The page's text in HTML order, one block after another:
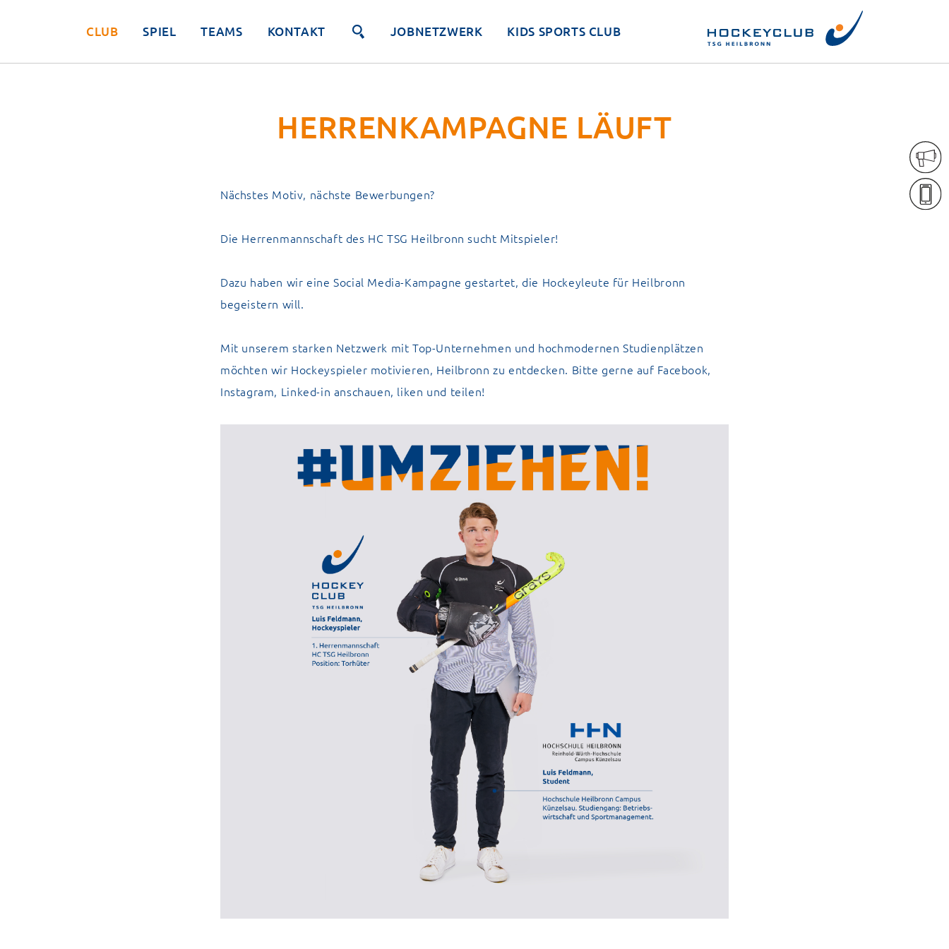
CLUB SPIEL TEAMS KONTAKT JOBNETZWERK KIDS SPORTS CLUB
HERRENKAMPAGNE LÄUFT
Nächstes Motiv, nächste Bewerbungen?
Die Herrenmannschaft des HC TSG Heilbronn sucht Mitspieler!
Dazu haben wir eine Social Media-Kampagne gestartet, die Hockeyleute für Heilbronn
begeistern will.
Mit unserem starken Netzwerk mit Top-Unternehmen und hochmodernen Studienplätzen
möchten wir Hockeyspieler motivieren, Heilbronn zu entdecken. Bitte gerne auf Facebook,
Instagram, Linked-in anschauen, liken und teilen!